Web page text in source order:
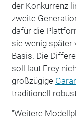
der Konkurrenz
zweite
dafür die
sie wenig später
Basis. Die
soll laut Frey
großzügige
traditionell
"Weitere